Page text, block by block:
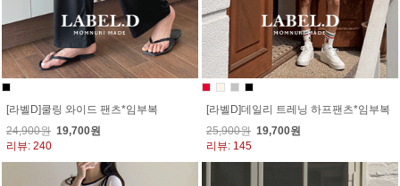
[라벨D]쿨링 와이드 팬츠*임부복
24,900원 19,700원
리뷰: 240
[라벨D]데일리 트레닝 하프팬츠*임부복
25,900원 19,700원
리뷰: 145